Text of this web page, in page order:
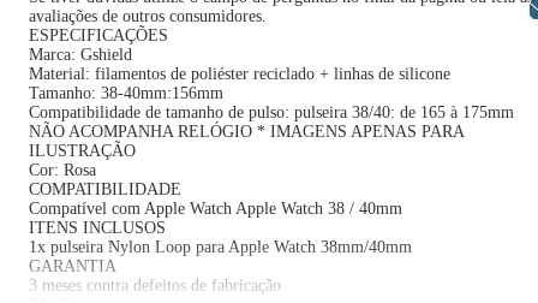
avaliações de outros consumidores.
ESPECIFICAÇÕES
Marca: Gshield
Material: filamentos de poliéster reciclado + linhas de silicone
Tamanho: 38-40mm:156mm
Compatibilidade de tamanho de pulso: pulseira 38/40: de 165 à 175mm
NÃO ACOMPANHA RELÓGIO * IMAGENS APENAS PARA
ILUSTRAÇÃO
Cor: Rosa
COMPATIBILIDADE
Compatível com Apple Watch Apple Watch 38 / 40mm
ITENS INCLUSOS
1x pulseira Nylon Loop para Apple Watch 38mm/40mm
GARANTIA
3 meses contra defeitos de fabricação